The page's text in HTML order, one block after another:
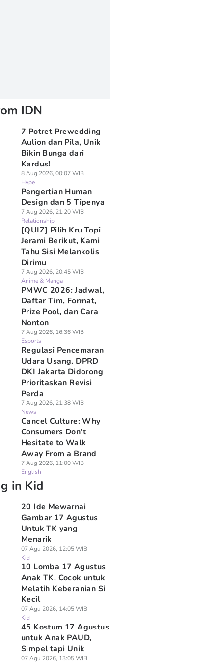
IDN
7 Potret Prewedding
Aulion dan Pila, Unik
Bikin Bunga dari
Kardus!
8 Aug 2026, 00:07 WIB
Hype
Pengertian Human
Design dan 5 Tipenya
7 Aug 2026, 21:20 WIB
Relationship
[QUIZ] Pilih Kru Topi
Jerami Berikut, Kami
Tahu Sisi Melankolis
Dirimu
7 Aug 2026, 20:45 WIB
Anime & Manga
PMWC 2026: Jadwal,
Daftar Tim, Format,
Prize Pool, dan Cara
Nonton
7 Aug 2026, 16:36 WIB
Esports
Regulasi Pencemaran
Udara Usang, DPRD
DKI Jakarta Didorong
Prioritaskan Revisi
Perda
7 Aug 2026, 21:38 WIB
News
Cancel Culture: Why
Consumers Don't
Hesitate to Walk
Away From a Brand
7 Aug 2026, 11:00 WIB
English
in Kid
20 Ide Mewarnai
Gambar 17 Agustus
Untuk TK yang
Menarik
07 Agu 2026, 12:05 WIB
Kid
10 Lomba 17 Agustus
Anak TK, Cocok untuk
Melatih Keberanian Si
Kecil
07 Agu 2026, 14:05 WIB
Kid
45 Kostum 17 Agustus
untuk Anak PAUD,
Simpel tapi Unik
07 Agu 2026, 13:05 WIB